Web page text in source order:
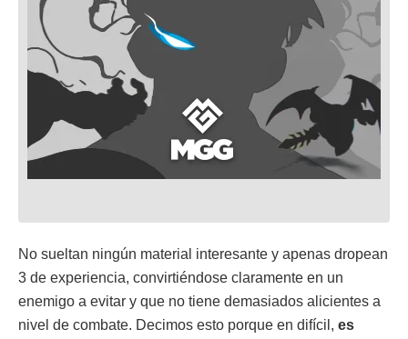
No sueltan ningún material interesante y apenas dropean
3 de experiencia, convirtiéndose claramente en un
enemigo a evitar y que no tiene demasiados alicientes a
nivel de combate. Decimos esto porque en difícil, es